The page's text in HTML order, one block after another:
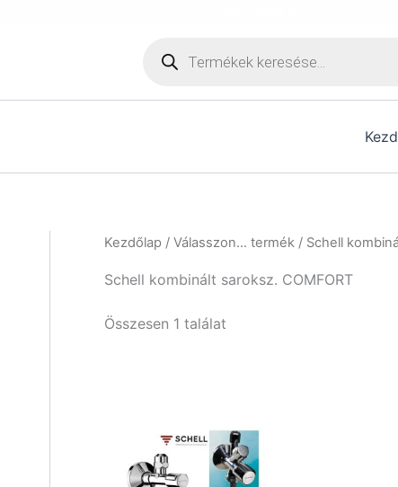
search
Kezdőlap / Válasszon... termék / Schell
Schell kombinált saroksz. COMFORT
Összesen 1 találat